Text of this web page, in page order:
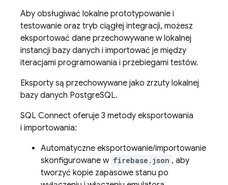
Aby obsługiwać lokalne prototypowanie i
testowanie oraz tryb ciągłej integracji, możesz
eksportować dane przechowywane w lokalnej
instancji bazy danych i importować je między
iteracjami programowania i przebiegami testów.
Eksporty są przechowywane jako zrzuty lokalnej
bazy danych PostgreSQL.
SQL Connect oferuje 3 metody eksportowania
i importowania:
Automatyczne eksportowanie/importowanie
skonfigurowane w firebase.json , aby
tworzyć kopie zapasowe stanu po